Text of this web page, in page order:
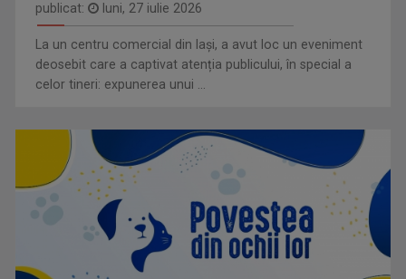
publicat: luni, 27 iulie 2026
La un centru comercial din Iași, a avut loc un eveniment
deosebit care a captivat atenția publicului, în special a
celor tineri: expunerea unui ...